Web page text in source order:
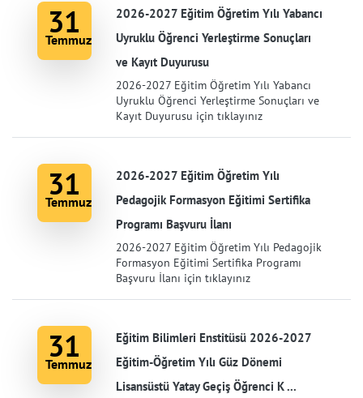
31
Temmuz
2026-2027 Eğitim Öğretim Yılı Yabancı
Uyruklu Öğrenci Yerleştirme Sonuçları
ve Kayıt Duyurusu
2026-2027 Eğitim Öğretim Yılı Yabancı
Uyruklu Öğrenci Yerleştirme Sonuçları ve
Kayıt Duyurusu için tıklayınız
31
Temmuz
2026-2027 Eğitim Öğretim Yılı
Pedagojik Formasyon Eğitimi Sertifika
Programı Başvuru İlanı
2026-2027 Eğitim Öğretim Yılı Pedagojik
Formasyon Eğitimi Sertifika Programı
Başvuru İlanı için tıklayınız
31
Temmuz
Eğitim Bilimleri Enstitüsü 2026-2027
Eğitim-Öğretim Yılı Güz Dönemi
Lisansüstü Yatay Geçiş Öğrenci K ...